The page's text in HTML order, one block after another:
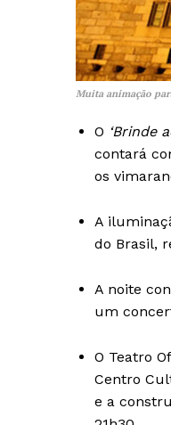
Muita animação
O ‘Brinde
contará
os
A
do Brasil,
A noite
um
O Teatro
Centro
e a